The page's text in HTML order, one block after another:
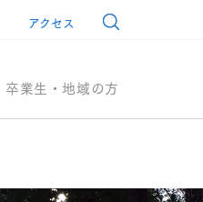
アクセス
卒業生・地域の方